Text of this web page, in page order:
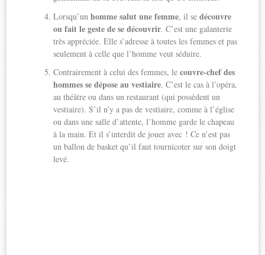
Lorsqu’unhomme salut une femme, il sedécouvre
ou fait le geste de se découvrir. C’est une galanterie
très appréciée. Elle s’adresse à toutes les femmes et pas
seulement à celle que l’homme veut séduire.
Contrairement à celui des femmes, lecouvre-chef des
hommes se dépose au vestiaire. C’est le cas à l’opéra,
au théâtre ou dans un restaurant (qui possèdent un
vestiaire). S’il n’y a pas de vestiaire, comme à l’église
ou dans une salle d’attente, l’homme garde le chapeau
à la main. Et il s’interdit de jouer avec ! Ce n’est pas
un ballon de basket qu’il faut tournicoter sur son doigt
levé.